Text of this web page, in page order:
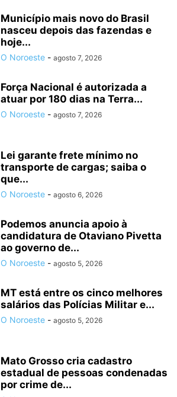
Município mais novo do Brasil
nasceu depois das fazendas e
hoje...
O Noroeste - agosto 7, 2026
Força Nacional é autorizada a
atuar por 180 dias na Terra...
O Noroeste - agosto 7, 2026
Lei garante frete mínimo no
transporte de cargas; saiba o
que...
O Noroeste - agosto 6, 2026
Podemos anuncia apoio à
candidatura de Otaviano Pivetta
ao governo de...
O Noroeste - agosto 5, 2026
MT está entre os cinco melhores
salários das Polícias Militar e...
O Noroeste - agosto 5, 2026
Mato Grosso cria cadastro
estadual de pessoas condenadas
por crime de...